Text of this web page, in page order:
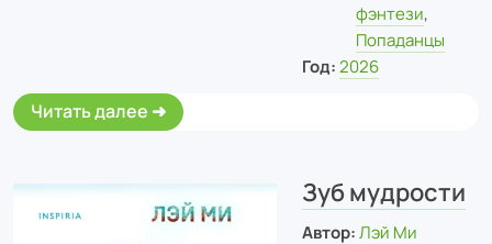
фэнтези,
Попаданцы
Год: 2026
Читать далее
Зуб мудрости
Автор: Лэй Ми